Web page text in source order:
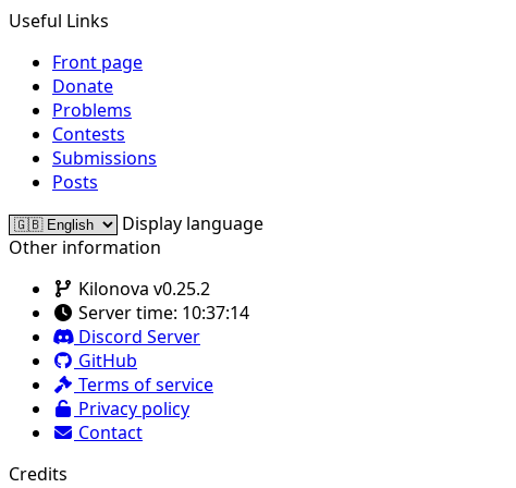
Useful Links
Front page
Donate
Problems
Contests
Submissions
Posts
Display language
Other information
Kilonova v0.25.2
Server time: 10:37:14
Discord Server
GitHub
Terms of service
Privacy policy
Contact
Credits